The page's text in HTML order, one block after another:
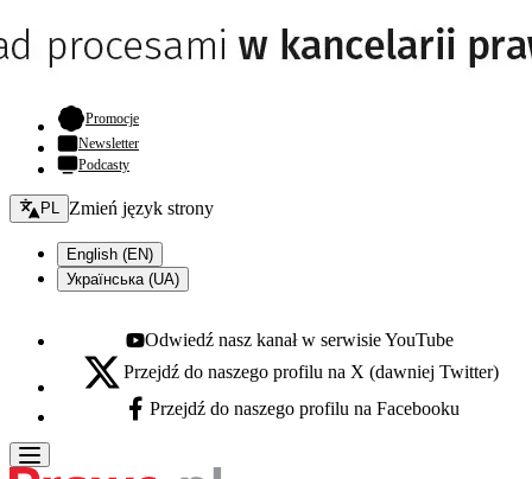
Promocje- otwiera się w nowej karcie
Newsletter
Podcasty
Zmień język - bieżący:
PL Zmień język strony
English (EN)
Українська (UA)
Youtube - otwiera się w nowej karcie
Odwiedź nasz kanał w serwisie YouTube
X - otwiera się w nowej karcie
Przejdź do naszego profilu na X (dawniej Twitter)
Facebook - otwiera się w nowej karcie
Przejdź do naszego profilu na Facebooku